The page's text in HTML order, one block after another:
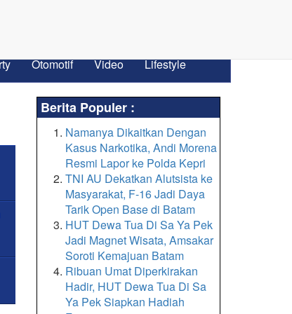
Otomotif Video Lifestyle
Berita Populer :
Namanya Dikaitkan Dengan
Kasus Narkotika, Andi Morena
Resmi Lapor ke Polda Kepri
TNI AU Dekatkan Alutsista ke
Masyarakat, F-16 Jadi Daya
Tarik Open Base di Batam
HUT Dewa Tua Di Sa Ya Pek
Jadi Magnet Wisata, Amsakar
Soroti Kemajuan Batam
Ribuan Umat Diperkirakan
Hadir, HUT Dewa Tua Di Sa
Ya Pek Siapkan Hadiah